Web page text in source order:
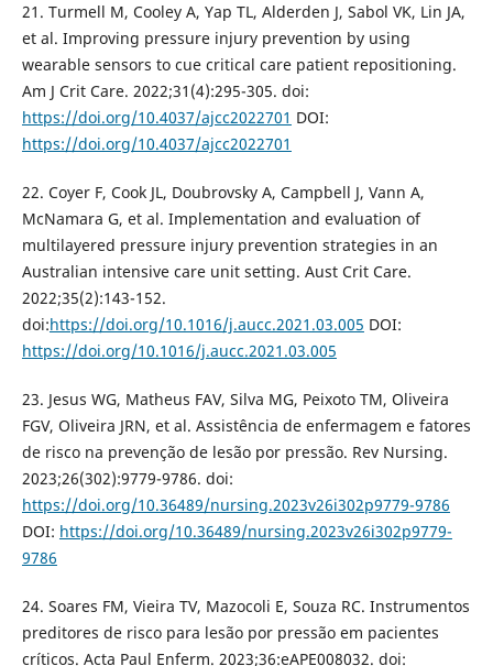
21. Turmell M, Cooley A, Yap TL, Alderden J, Sabol VK, Lin JA,
et al. Improving pressure injury prevention by using
wearable sensors to cue critical care patient repositioning.
Am J Crit Care. 2022;31(4):295-305. doi:
https://doi.org/10.4037/ajcc2022701 DOI:
https://doi.org/10.4037/ajcc2022701
22. Coyer F, Cook JL, Doubrovsky A, Campbell J, Vann A,
McNamara G, et al. Implementation and evaluation of
multilayered pressure injury prevention strategies in an
Australian intensive care unit setting. Aust Crit Care.
2022;35(2):143-152.
doi:https://doi.org/10.1016/j.aucc.2021.03.005 DOI:
https://doi.org/10.1016/j.aucc.2021.03.005
23. Jesus WG, Matheus FAV, Silva MG, Peixoto TM, Oliveira
FGV, Oliveira JRN, et al. Assistência de enfermagem e fatores
de risco na prevenção de lesão por pressão. Rev Nursing.
2023;26(302):9779-9786. doi:
https://doi.org/10.36489/nursing.2023v26i302p9779-9786
DOI: https://doi.org/10.36489/nursing.2023v26i302p9779-
9786
24. Soares FM, Vieira TV, Mazocoli E, Souza RC. Instrumentos
preditores de risco para lesão por pressão em pacientes
críticos. Acta Paul Enferm. 2023;36:eAPE008032. doi: